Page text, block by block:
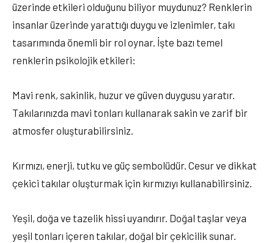
üzerinde etkileri olduğunu biliyor muydunuz? Renklerin
insanlar üzerinde yarattığı duygu ve izlenimler, takı
tasarımında önemli bir rol oynar. İşte bazı temel
renklerin psikolojik etkileri:
Mavi renk, sakinlik, huzur ve güven duygusu yaratır.
Takılarınızda mavi tonları kullanarak sakin ve zarif bir
atmosfer oluşturabilirsiniz.
Kırmızı, enerji, tutku ve güç sembolüdür. Cesur ve dikkat
çekici takılar oluşturmak için kırmızıyı kullanabilirsiniz.
Yeşil, doğa ve tazelik hissi uyandırır. Doğal taşlar veya
yeşil tonları içeren takılar, doğal bir çekicilik sunar.